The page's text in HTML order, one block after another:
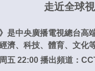
走近全球
中央廣播電視總台高端
濟、科技、體育、文化
22:00 播出頻道：